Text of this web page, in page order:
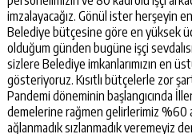
imzalayacağız. Gönül ister herşeyin
Belediye bütçesine göre en yüksek
olduğum günden bugüne işçi
sizlere Belediye imkanlarımızın en
gösteriyoruz. Kısıtlı bütçelerle zor
Pandemi döneminin başlangıcında
demelerine rağmen gelirlerimiz %60
ağlanmadık sızlanmadık veremeyiz